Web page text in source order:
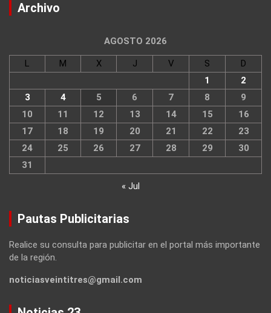
Archivo
AGOSTO 2026
L M X J V S
D
1
2
3
4 5 6 7 8
9
10
11 12 13 14 15
16
17
18 19 20 21 22
23
24
25 26 27 28 29
30
31
« Jul
Pautas Publicitarias
Realice su consulta para publicitar en el portal más importante
de la región.
noticiasveintitres@gmail.com